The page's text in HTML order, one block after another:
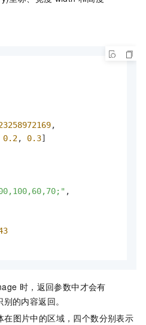
,
0.2, 0.3]
,
时，返回参数中才会有
的内容返回。
在图片中的区域，四个数分别表示